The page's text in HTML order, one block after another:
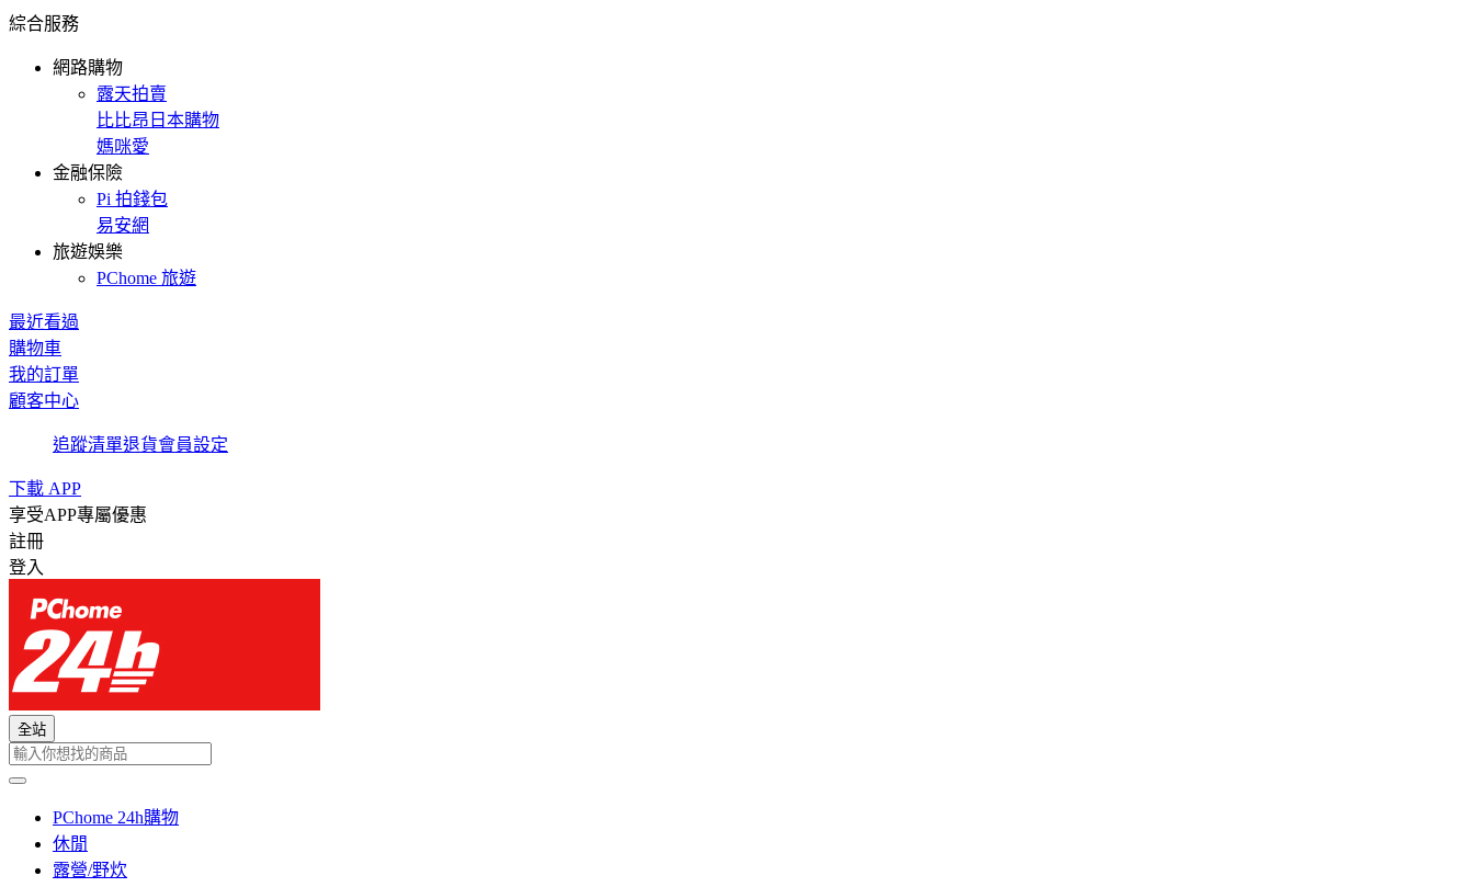
綜合服務
網路購物
露天拍賣
比比昂日本購物
媽咪愛
金融保險
Pi 拍錢包
易安網
旅遊娛樂
PChome 旅遊
最近看過
購物車
我的訂單
顧客中心
追蹤清單退貨會員設定
下載 APP
享受APP專屬優惠
註冊
登入
全站
PChome 24h購物
休閒
露營/野炊